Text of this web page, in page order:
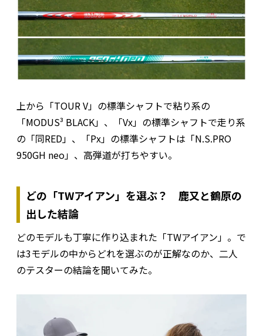
上から「TOUR V」の標準シャフトで粘り系の
「MODUS³ BLACK」、「Vx」の標準シャフトで走り系
の「同RED」、「Px」の標準シャフトは「N.S.PRO
950GH neo」、高弾道が打ちやすい。
どの「TWアイアン」を選ぶ？ 鹿又と鶴原の
出した結論
どのモデルも丁寧に作り込まれた「TWアイアン」。で
は3モデルの中からどれを選ぶのが正解なのか、二人
のテスターの結論を聞いてみた。